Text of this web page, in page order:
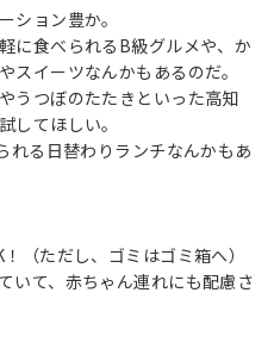
ション豊か。
に食べられるB級グルメや、か
スイーツなんかもあるのだ。
うつぼのたたきといった高知
してほしい。
れる日替わりランチなんかもあ
（ただし、ゴミはゴミ箱へ）
いて、赤ちゃん連れにも配慮さ